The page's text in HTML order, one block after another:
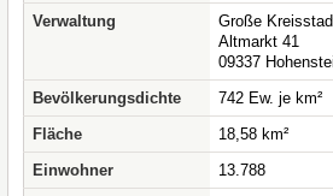
Verwaltung
Große
Altmarkt 41
09337
Bevölkerungsdichte
742 Ew. je km²
Fläche
18,58 km²
Einwohner
13.788